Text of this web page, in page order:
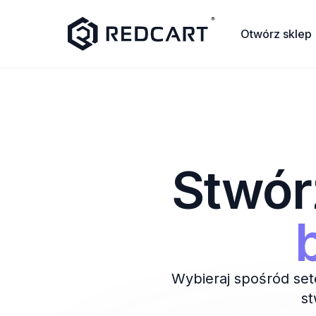
Otwórz sklep
Wybieraj spośród